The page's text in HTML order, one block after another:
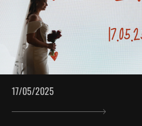
17/05/2025